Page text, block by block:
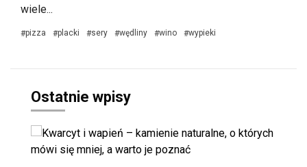
wiele...
#pizza #placki #sery #wędliny #wino #wypieki
Ostatnie wpisy